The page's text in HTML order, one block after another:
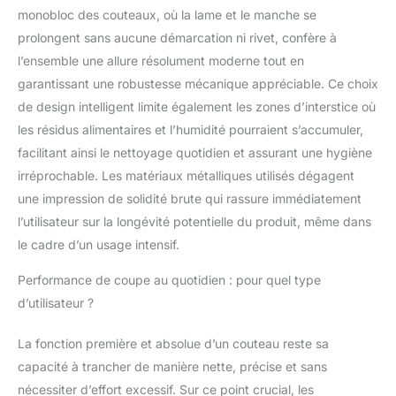
avec son design
raffiné, le bloc à
véritable accessoire
tendance dans votre
cuisine.
TOUS VOS
COUTEAUX À PORTÉE
DE MAIN – Vous
couteau idéal pour
toute utilisation. Fini les
recherches en pleine
GARANTIE
satisfait de votre bloc
de rangement
WALDWERK, nous
monobloc des couteaux, où la lame et le manche se
prolongent sans aucune démarcation ni rivet, confère à
l’ensemble une allure résolument moderne tout en
garantissant une robustesse mécanique appréciable. Ce choix
de design intelligent limite également les zones d’interstice où
les résidus alimentaires et l’humidité pourraient s’accumuler,
facilitant ainsi le nettoyage quotidien et assurant une hygiène
irréprochable. Les matériaux métalliques utilisés dégagent
une impression de solidité brute qui rassure immédiatement
l’utilisateur sur la longévité potentielle du produit, même dans
le cadre d’un usage intensif.
Performance de coupe au quotidien : pour quel type
d’utilisateur ?
La fonction première et absolue d’un couteau reste sa
capacité à trancher de manière nette, précise et sans
nécessiter d’effort excessif. Sur ce point crucial, les